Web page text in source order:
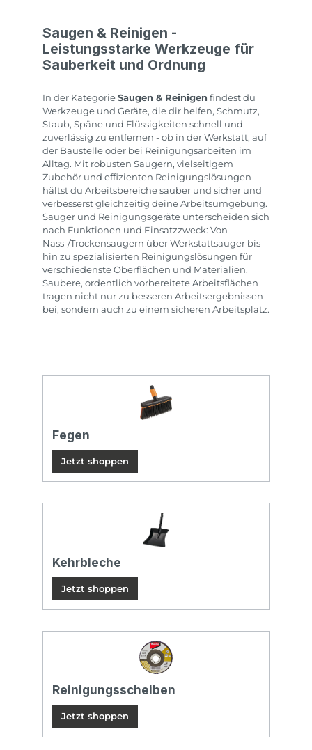
Saugen & Reinigen -
Leistungsstarke Werkzeuge für
Sauberkeit und Ordnung
In der Kategorie Saugen & Reinigen findest du
Werkzeuge und Geräte, die dir helfen, Schmutz,
Staub, Späne und Flüssigkeiten schnell und
zuverlässig zu entfernen - ob in der Werkstatt, auf
der Baustelle oder bei Reinigungsarbeiten im
Alltag. Mit robusten Saugern, vielseitigem
Zubehör und effizienten Reinigungslösungen
hältst du Arbeitsbereiche sauber und sicher und
verbesserst gleichzeitig deine Arbeitsumgebung.
Sauger und Reinigungsgeräte unterscheiden sich
nach Funktionen und Einsatzzweck: Von
Nass-/Trockensaugern über Werkstattsauger bis
hin zu spezialisierten Reinigungslösungen für
verschiedenste Oberflächen und Materialien.
Saubere, ordentlich vorbereitete Arbeitsflächen
tragen nicht nur zu besseren Arbeitsergebnissen
bei, sondern auch zu einem sicheren Arbeitsplatz.
Fegen
Jetzt shoppen
Kehrbleche
Jetzt shoppen
Reinigungsscheiben
Jetzt shoppen